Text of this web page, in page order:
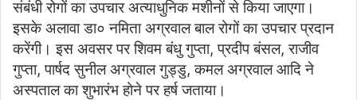
संबंधी रोगों का उपचार अत्याधुनिक मशीनों से किया जाएगा।
इसके अलावा डा० नमिता अग्रवाल बाल रोगों का उपचार प्रदान
करेंगी। इस अवसर पर शिवम बंधु गुप्ता, प्रदीप बंसल, राजीव
गुप्ता, पार्षद सुनील अग्रवाल गुड्डु, कमल अग्रवाल आदि ने
अस्पताल का शुभारंभ होने पर हर्ष जताया।